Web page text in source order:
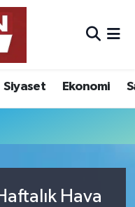
Siyaset Ekonomi
Hava
Fikstür